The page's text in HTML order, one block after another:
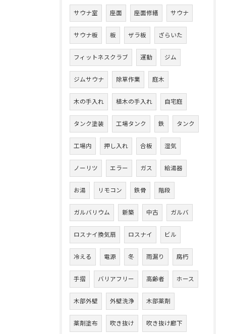
サウナ室 座面 座面修繕 サウナ
サウナ板 板 ザラ板 ざらいた
フィットネスクラブ 運動 ジム
ジムサウナ 除草作業 庭木
木の手入れ 植木の手入れ 自宅庭
タンク塗装 工場タンク 鉄 タンク
工場内 押し入れ 合板 湿気
ノーリツ エラー ガス 給湯器
お湯 リモコン 鉄骨 階段
ガルバリウム 新築 中古 ガルバ
ロスナイ換気扇 ロスナイ ビル
冷える 電源 冬 雨漏り 腐朽
手摺 バリアフリー 高齢者 ホース
木部外壁 外壁洗浄 木部薬剤
薬剤塗布 吹き抜け 吹き抜け廊下